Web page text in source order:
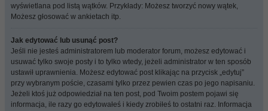
wyświetlana pod listą wątków. Przykłady: Możesz tworzyć nowy wątek,
Możesz głosować w ankietach itp.
Jak edytować lub usunąć post?
Jeśli nie jesteś administratorem lub moderator forum, możesz edytować i
usuwać tylko swoje posty i to tylko wtedy, jeżeli administrator w ten sposób
ustawił uprawnienia. Możesz edytować post klikając na przycisk „edytuj”
przy wybranym poście, czasami tylko przez pewien czas po jego napisaniu.
Jeżeli ktoś już odpowiedział na ten post, pod Twoim postem pojawi się
informacja, ile razy go edytowałeś i kiedy zrobiłeś to ostatni raz. Informacja